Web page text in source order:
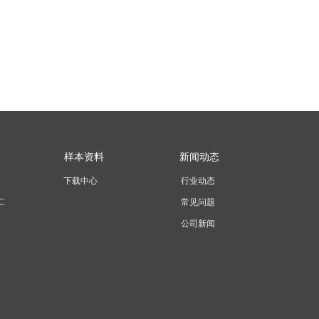
下载中心
样本资料 新闻动态
行业动态
常见问题
公司新闻